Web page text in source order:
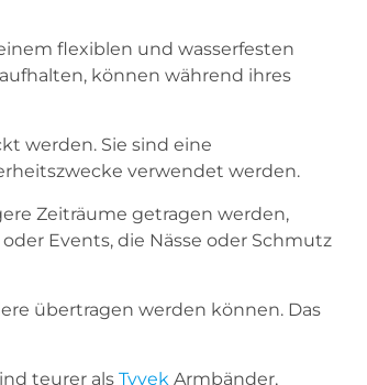
flexiblen und wasserfesten
können während ihres
werden. Sie sind eine
verwendet werden.
Zeiträume getragen werden,
Events, die Nässe oder Schmutz
übertragen werden können. Das
teurer als Tyvek Armbänder,